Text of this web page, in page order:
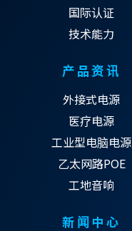
国际认证
技术能力
产品资讯
外接式电源
医疗电源
工业型电脑电源
乙太网路POE
工地音响
新闻中心